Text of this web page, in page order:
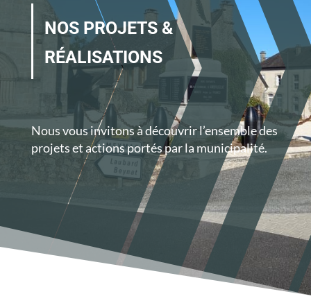
NOS PROJETS &
RÉALISATIONS
Nous vous invitons à découvrir l’ensemble des
projets et actions portés par la municipalité.